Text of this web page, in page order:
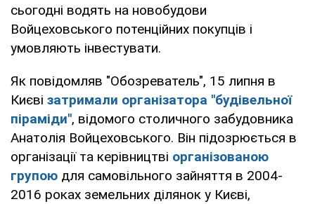
сьогодні водять на новобудови
Войцеховського потенційних покупців і
умовляють інвестувати.
Як повідомляв "Обозреватель", 15 липня в
Києві затримали організатора "будівельної
піраміди", відомого столичного забудовника
Анатолія Войцеховського. Він підозрюється в
організації та керівництві організованою
групою для самовільного зайняття в 2004-
2016 роках земельних ділянок у Києві,